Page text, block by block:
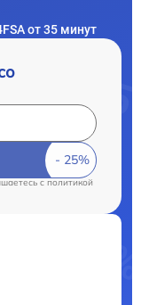
от 35 минут
c политикой